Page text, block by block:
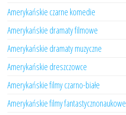
Amerykańskie czarne komedie
Amerykańskie dramaty filmowe
Amerykańskie dramaty muzyczne
Amerykańskie dreszczowce
Amerykańskie filmy czarno-białe
Amerykańskie filmy fantastycznonaukowe